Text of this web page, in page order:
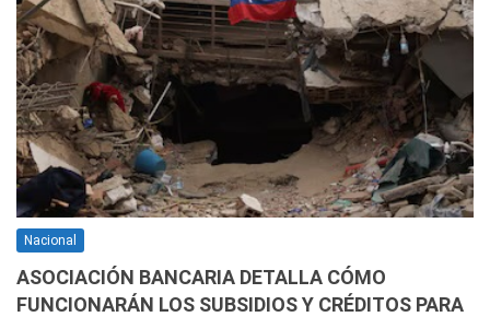
Nacional
ASOCIACIÓN BANCARIA DETALLA CÓMO
FUNCIONARÁN LOS SUBSIDIOS Y CRÉDITOS PARA